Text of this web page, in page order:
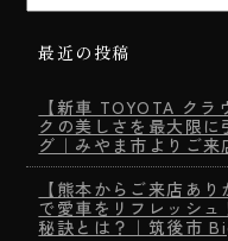
最近の投稿
【新車 TOYOTA ク
クの美しさを最大限
グ｜みやま市よりご来
【熊本からご来店あ
で愛車をリフレッシ
秘訣とは？｜筑後市